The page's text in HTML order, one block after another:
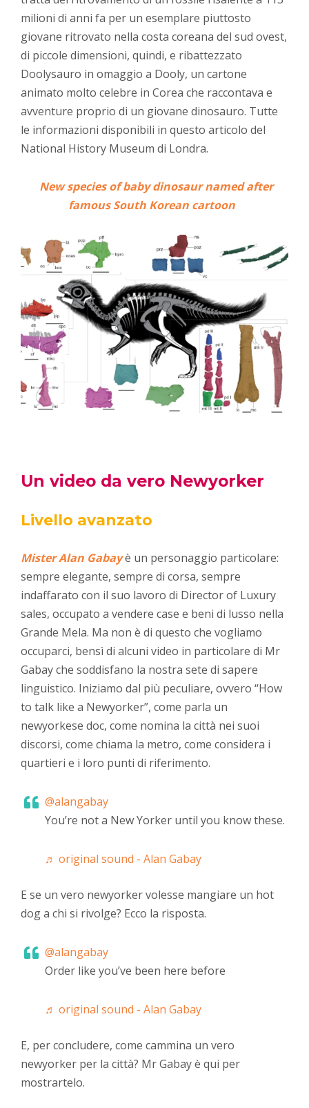
milioni di anni fa per un esemplare piuttosto
giovane ritrovato nella costa coreana del sud ovest,
di piccole dimensioni, quindi, e ribattezzato
Doolysauro in omaggio a Dooly, un cartone
animato molto celebre in Corea che raccontava e
avventure proprio di un giovane dinosauro. Tutte
le informazioni disponibili in questo articolo del
National History Museum di Londra.
New species of baby dinosaur named after
famous South Korean cartoon
Un video da vero Newyorker
Livello avanzato
Mister Alan Gabayè un personaggio particolare:
sempre elegante, sempre di corsa, sempre
indaffarato con il suo lavoro di Director of Luxury
sales, occupato a vendere case e beni di lusso nella
Grande Mela. Ma non è di questo che vogliamo
occuparci, bensì di alcuni video in particolare di Mr
Gabay che soddisfano la nostra sete di sapere
linguistico. Iniziamo dal più peculiare, ovvero “How
to talk like a Newyorker”, come parla un
newyorkese doc, come nomina la città nei suoi
discorsi, come chiama la metro, come considera i
quartieri e i loro punti di riferimento.
@alangabay
You’re not a New Yorker until you know these.
♬ original sound - Alan Gabay
E se un vero newyorker volesse mangiare un hot
dog a chi si rivolge? Ecco la risposta.
@alangabay
Order like you’ve been here before
♬ original sound - Alan Gabay
E, per concludere, come cammina un vero
newyorker per la città? Mr Gabay è qui per
mostrartelo.